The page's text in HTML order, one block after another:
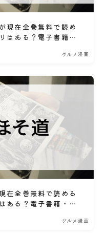
現在全巻無料で読め
はある？電子書籍・
グルメ漫画
在全巻無料で読める
ある？電子書籍・コ
グルメ漫画